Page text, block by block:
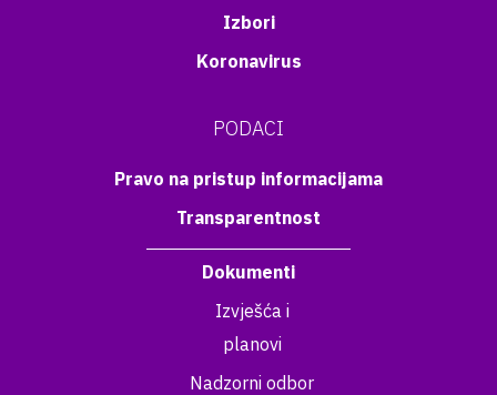
Izbori
Koronavirus
PODACI
Pravo na pristup informacijama
Transparentnost
Dokumenti
Izvješća i
planovi
Nadzorni odbor